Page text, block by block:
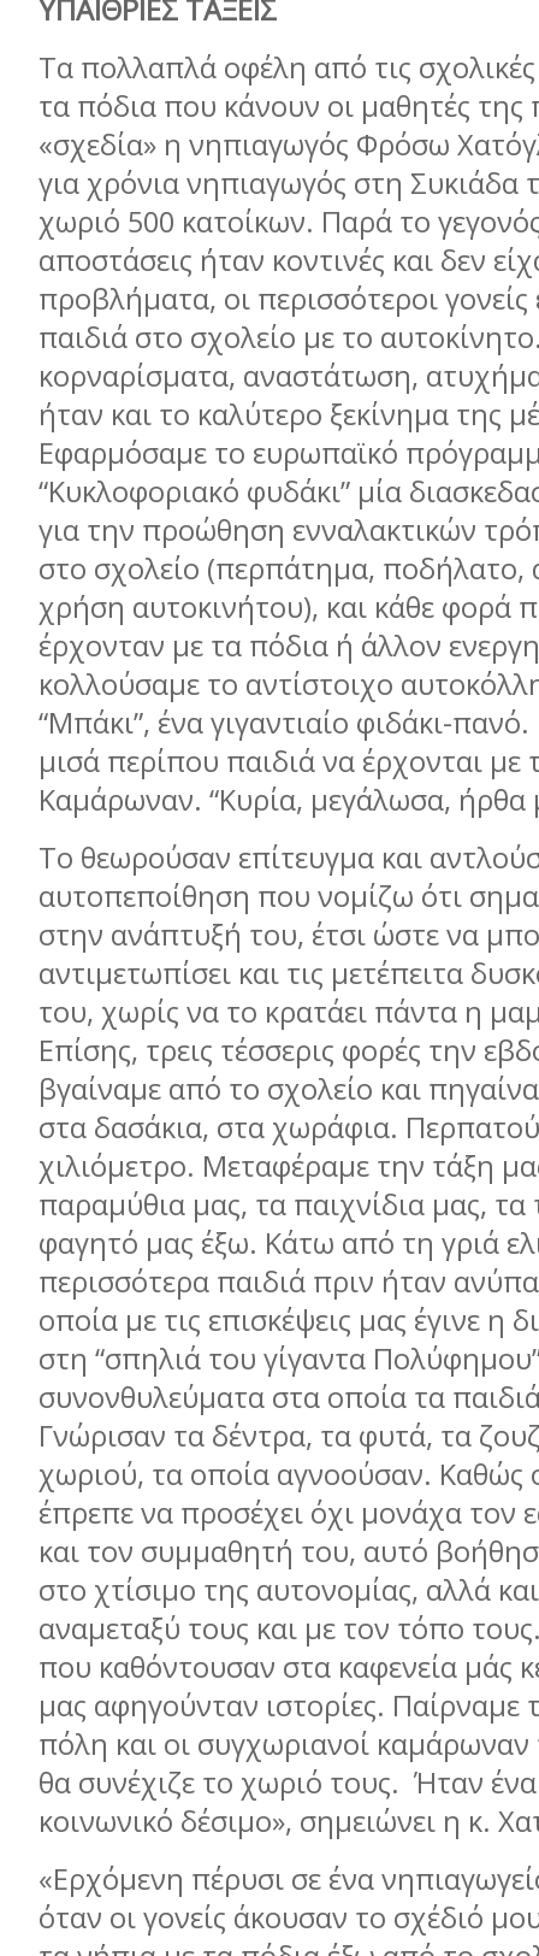
ΥΠΑΙΘΡΙΕΣ ΤΑΞΕΙΣ
Τα πολλαπλά οφέλη από τις
τα πόδια που κάνουν οι μαθητές της
«σχεδία» η νηπιαγωγός Φρόσω
για χρόνια νηπιαγωγός στη Συκιάδα
χωριό 500 κατοίκων. Παρά το
αποστάσεις ήταν κοντινές και δεν
προβλήματα, οι περισσότεροι
παιδιά στο σχολείο με το
κορναρίσματα, αναστάτωση,
ήταν και το καλύτερο ξεκίνημα της
Εφαρμόσαμε το ευρωπαϊκό
“Κυκλοφοριακό φυδάκι” μία
για την προώθηση ενναλακτικών
στο σχολείο (περπάτημα, ποδήλατο,
χρήση αυτοκινήτου), και κάθε φορά
έρχονταν με τα πόδια ή άλλον
κολλούσαμε το αντίστοιχο
“Μπάκι”, ένα γιγαντιαίο φιδάκι-
μισά περίπου παιδιά να έρχονται με
Καμάρωναν. “Κυρία, μεγάλωσα, ήρθα
To θεωρούσαν επίτευγμα και
αυτοπεποίθηση που νομίζω ότι
στην ανάπτυξή του, έτσι ώστε να
αντιμετωπίσει και τις μετέπειτα
του, χωρίς να το κρατάει πάντα η
Επίσης, τρεις τέσσερις φορές την
βγαίναμε από το σχολείο και
στα δασάκια, στα χωράφια.
χιλιόμετρο. Μεταφέραμε την τάξη
παραμύθια μας, τα παιχνίδια μας, τα
φαγητό μας έξω. Κάτω από τη γριά
περισσότερα παιδιά πριν ήταν
οποία με τις επισκέψεις μας έγινε η
στη “σπηλιά του γίγαντα
συνονθυλεύματα στα οποία τα
Γνώρισαν τα δέντρα, τα φυτά, τα
χωριού, τα οποία αγνοούσαν. Καθώς
έπρεπε να προσέχει όχι μονάχα τον
και τον συμμαθητή του, αυτό
στο χτίσιμο της αυτονομίας, αλλά
αναμεταξύ τους και με τον τόπο
που καθόντουσαν στα καφενεία μάς
μας αφηγούνταν ιστορίες. Παίρναμε
πόλη και οι συγχωριανοί
θα συνέχιζε το χωριό τους. Ήταν
κοινωνικό δέσιμο», σημειώνει η κ.
«Ερχόμενη πέρυσι σε ένα
όταν οι γονείς άκουσαν το σχέδιό